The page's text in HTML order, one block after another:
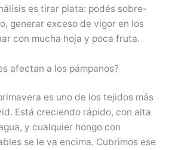
es tirar plata: podés sobre-
generar exceso de vigor en los
con mucha hoja y poca fruta.
afectan a los pámpanos?
es uno de los tejidos más
Está creciendo rápido, con alta
y cualquier hongo con
se le va encima. Cubrimos ese